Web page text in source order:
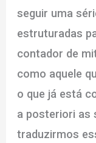
seguir uma
estruturadas
contador de
como aquele
o que já está
a posteriori as
traduzirmos